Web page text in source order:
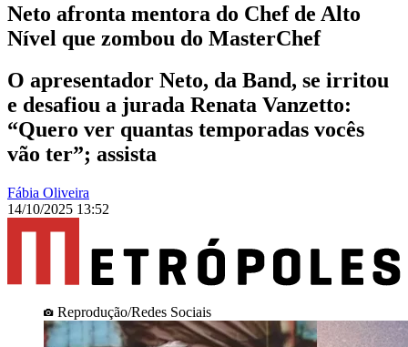
Neto afronta mentora do Chef de Alto
Nível que zombou do MasterChef
O apresentador Neto, da Band, se irritou
e desafiou a jurada Renata Vanzetto:
“Quero ver quantas temporadas vocês
vão ter”; assista
Fábia Oliveira
14/10/2025 13:52
Reprodução/Redes Sociais